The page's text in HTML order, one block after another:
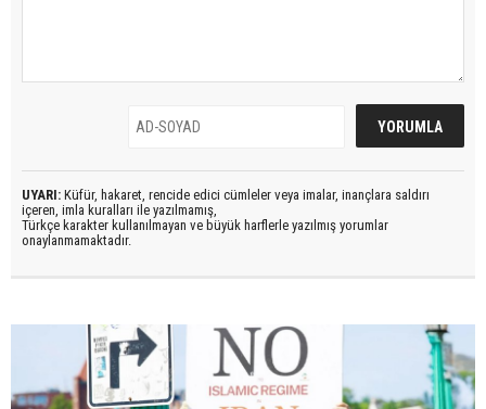
UYARI: Küfür, hakaret, rencide edici cümleler veya imalar, inançlara saldırı
içeren, imla kuralları ile yazılmamış,
Türkçe karakter kullanılmayan ve büyük harflerle yazılmış yorumlar
onaylanmamaktadır.